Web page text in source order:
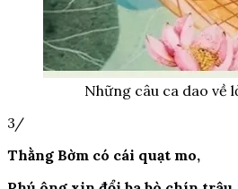
Những câu ca dao về
3/
Thằng Bờm có cái quạt mo,